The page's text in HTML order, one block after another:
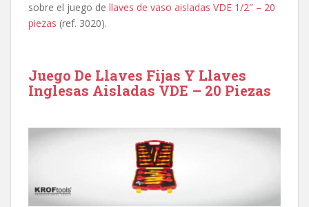
sobre el juego de llaves de vaso aisladas VDE 1/2″ – 20
piezas (ref. 3020).
Juego De Llaves Fijas Y Llaves
Inglesas Aisladas VDE – 20 Piezas